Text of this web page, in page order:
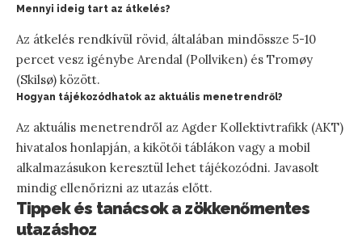
Mennyi ideig tart az átkelés?
Az átkelés rendkívül rövid, általában mindössze 5-10
percet vesz igénybe Arendal (Pollviken) és Tromøy
(Skilsø) között.
Hogyan tájékozódhatok az aktuális menetrendről?
Az aktuális menetrendről az Agder Kollektivtrafikk (AKT)
hivatalos honlapján, a kikötői táblákon vagy a mobil
alkalmazásukon keresztül lehet tájékozódni. Javasolt
mindig ellenőrizni az utazás előtt.
Tippek és tanácsok a zökkenőmentes
utazáshoz